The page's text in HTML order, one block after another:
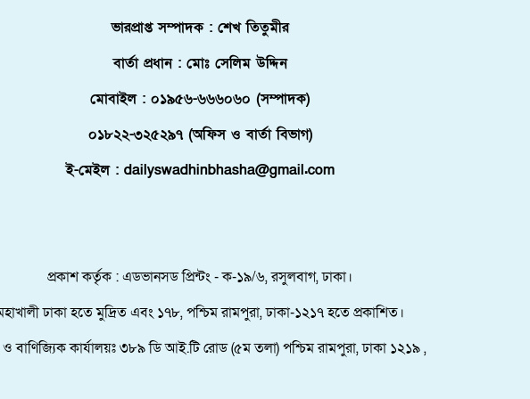
ভারপ্রাপ্ত সম্পাদক : শেখ তিতুমীর
বার্তা প্রধান : মোঃ সেলিম উদ্দিন
মোবাইল : ০১৯৫৬-৬৬৬০৬০ (সম্পাদক)
০১৮২২-৩২৫২৯৭ (অফিস ও বার্তা বিভাগ)
ই-মেইল : dailyswadhinbhasha@gmail.com
প্রকাশ কর্তৃক : এডভানসড প্রিন্টং - ক-১৯/৬, রসুলবাগ, ঢাকা।
ঢাকা হতে মুদ্রিত এবং ১৭৮, পশ্চিম রামপুরা, ঢাকা-১২১৭ হতে প্রকাশিত।
ও বাণিজ্যিক কার্যালয়ঃ ৩৮৯ ডি আই.টি রোড (৫ম তলা) পশ্চিম রামপুরা, ঢাকা ১২১৯ ,